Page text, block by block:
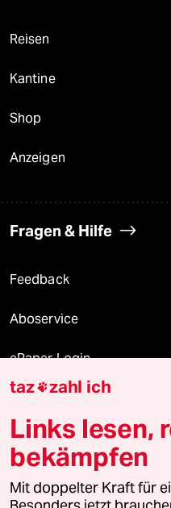
Reisen
Kantine
Shop
Anzeigen
Fragen & Hilfe
Feedback
Aboservice
ePaper Login
Downloads für
© 2026 taz Verlags und
Alle Rechte vorbehalten. Bei
wenden Sie sich bitte an
taz zahl ich
Links lesen,
bekämpfen
Mit doppelter Kraft für